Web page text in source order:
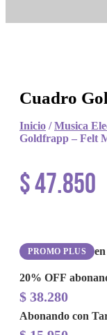
Cuadro
Inicio /Musica
Goldfrapp – Felt
$47.850
PROMO PLUS
20% OFF
$ 38.280
Abonando con